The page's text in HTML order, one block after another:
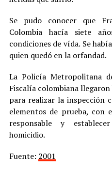
Se pudo conocer que
Colombia hacía siete
condiciones de vída. Se
quien quedó en la orfandad.
La Policía Metropolitana
Fiscalía colombiana
para realizar la inspección
elementos de prueba,
responsable y
homicidio.
Fuente: 2001